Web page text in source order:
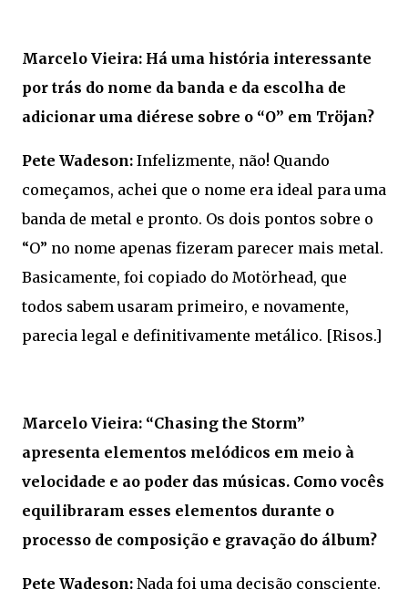
Marcelo Vieira: Há uma história interessante
por trás do nome da banda e da escolha de
adicionar uma diérese sobre o “O” em Tröjan?
Pete Wadeson: Infelizmente, não! Quando
começamos, achei que o nome era ideal para uma
banda de metal e pronto. Os dois pontos sobre o
“O” no nome apenas fizeram parecer mais metal.
Basicamente, foi copiado do Motörhead, que
todos sabem usaram primeiro, e novamente,
parecia legal e definitivamente metálico. [Risos.]
Marcelo Vieira: “Chasing the Storm”
apresenta elementos melódicos em meio à
velocidade e ao poder das músicas. Como vocês
equilibraram esses elementos durante o
processo de composição e gravação do álbum?
Pete Wadeson: Nada foi uma decisão consciente.